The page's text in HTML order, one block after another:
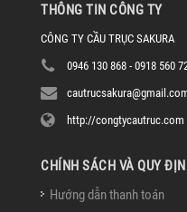
THÔNG TIN CÔNG TY
CÔNG TY CẦU TRỤC SAKURA
0946 130 868 - 0918 560
http://congtycautruc.com
CHÍNH SÁCH VÀ QUY
Hướng dẫn thanh toán